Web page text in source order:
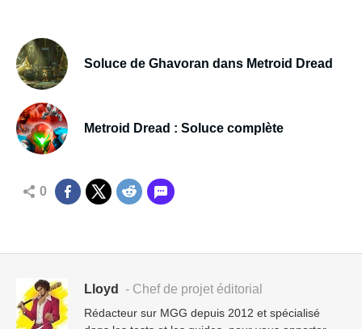
Soluce de Ghavoran dans Metroid Dread
Metroid Dread : Soluce complète
0
Lloyd - Chef de projet éditorial
Rédacteur sur MGG depuis 2012 et spécialisé